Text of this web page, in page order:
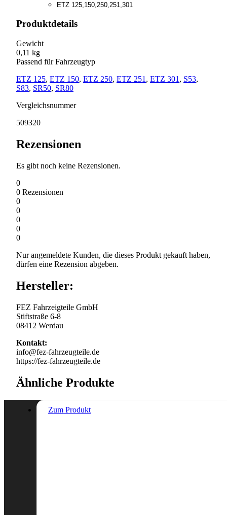
ETZ 125,150,250,251,301
Produktdetails
Gewicht
0,11 kg
Passend für Fahrzeugtyp
ETZ 125, ETZ 150, ETZ 250, ETZ 251 , ETZ 301 , S53,
S83, SR50, SR80
Vergleichsnummer
509320
Rezensionen
Es gibt noch keine Rezensionen.
0
0 Rezensionen
0
0
0
0
0
Nur angemeldete Kunden, die dieses Produkt gekauft haben,
dürfen eine Rezension abgeben.
Hersteller:
FEZ Fahrzeigteile GmbH
Stiftstraße 6-8
08412 Werdau
Kontakt:
info@fez-fahrzeugteile.de
https://fez-fahrzeugteile.de
Ähnliche Produkte
Zum Produkt